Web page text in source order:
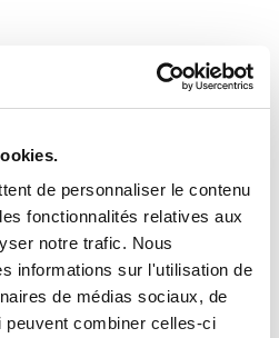
de personnaliser le contenu
fonctionnalités relatives aux
notre trafic. Nous
informations sur l'utilisation de
de médias sociaux, de
peuvent combiner celles-ci